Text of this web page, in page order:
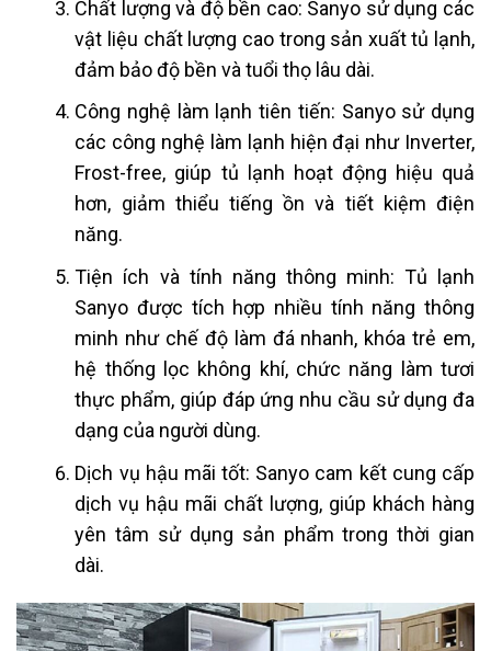
Chất lượng và độ bền cao: Sanyo sử dụng các
vật liệu chất lượng cao trong sản xuất tủ lạnh,
đảm bảo độ bền và tuổi thọ lâu dài.
Công nghệ làm lạnh tiên tiến: Sanyo sử dụng
các công nghệ làm lạnh hiện đại như Inverter,
Frost-free, giúp tủ lạnh hoạt động hiệu quả
hơn, giảm thiểu tiếng ồn và tiết kiệm điện
năng.
Tiện ích và tính năng thông minh: Tủ lạnh
Sanyo được tích hợp nhiều tính năng thông
minh như chế độ làm đá nhanh, khóa trẻ em,
hệ thống lọc không khí, chức năng làm tươi
thực phẩm, giúp đáp ứng nhu cầu sử dụng đa
dạng của người dùng.
Dịch vụ hậu mãi tốt: Sanyo cam kết cung cấp
dịch vụ hậu mãi chất lượng, giúp khách hàng
yên tâm sử dụng sản phẩm trong thời gian
dài.